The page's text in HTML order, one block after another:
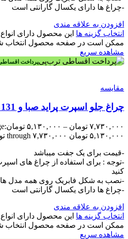
-چراغ ها دارای یکسال گارانتی است
افزودن به علاقه مندی
انتخاب گزینه ها این محصول دارای
ممکن است در صفحه محصول انتخاب
مشاهده سریع
پرداخت
مقایسه
چراغ جلو اسپرت پراید صبا و 131 طرح GT86
۷,۷۳۰,۰۰۰ تومان – ۵,۱۳۰,۰۰۰ تومان
۵,۱۳۰,۰۰۰ تومان through ۷,۷۳۰,۰۰۰ تومان
-قیمت برای یک جفت میباشد
-توجه : برای استفاده از چراغ های
کنید
-نصب به شکل فابریک روی همه مدل های
-چراغ ها دارای یکسال گارانتی است
افزودن به علاقه مندی
انتخاب گزینه ها این محصول دارای
ممکن است در صفحه محصول انتخاب
مشاهده سریع